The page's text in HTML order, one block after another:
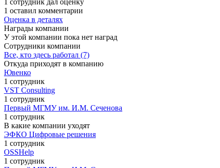
1 оставил комментарии
Оценка в деталях
Награды компании
У этой компании пока нет наград
Сотрудники компании
Все, кто здесь работал (7)
Откуда приходят в компанию
Ювенко
1 сотрудник
VST Consulting
1 сотрудник
Первый МГМУ им. И.М. Сеченова
1 сотрудник
В какие компании уходят
ЭФКО Цифровые решения
1 сотрудник
OSSHelp
1 сотрудник